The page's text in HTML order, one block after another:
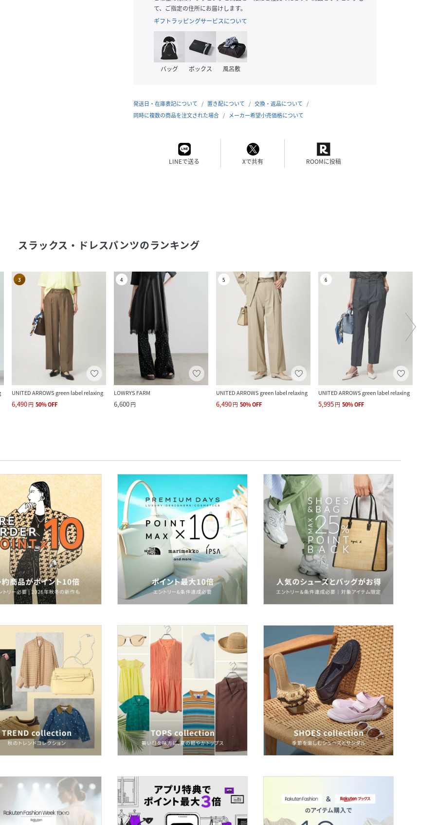
て、ご指定の住所にお届けします。
ギフトラッピングサービスについて
バッグ ボックス 風呂敷
発送日・在庫表記について 置き配について
交換・返品について
同時に複数の商品を注文された場合
メーカー希望小売価格について
LINEで送る Xで共有 ROOMに投稿
スラックス・ドレスパンツのランキング
3
UNITED ARROWS green label relaxing
6,490円 50%OFF
4
LOWRYS FARM
6,600円
5
UNITED ARROWS green label relaxing
6,490円 50%OFF
6
UNITED ARROWS green label relaxing
5,995円 50%OFF